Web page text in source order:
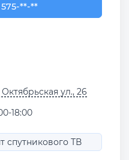
05-43
**-**
ул., 26
18:00
спутникового ТВ